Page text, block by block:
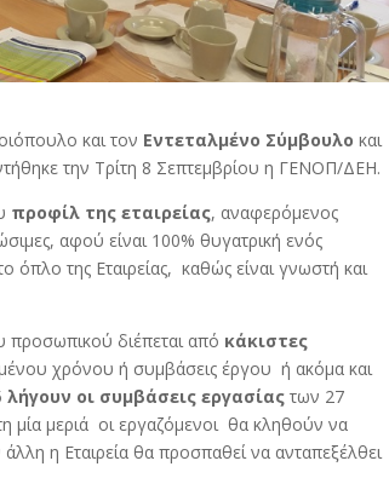
και τον Εντεταλμένο Σύμβουλο και
την Τρίτη 8 Σεπτεμβρίου η ΓΕΝΟΠ/ΔΕΗ.
προφίλ της εταιρείας, αναφερόμενος
αφού είναι 100% θυγατρική ενός
της Εταιρείας, καθώς είναι γνωστή και
προσωπικού διέπεται από κάκιστες
χρόνου ή συμβάσεις έργου ή ακόμα και
λήγουν οι συμβάσεις εργασίας των 27
μία μεριά οι εργαζόμενοι θα κληθούν να
άλλη η Εταιρεία θα προσπαθεί να ανταπεξέλθει